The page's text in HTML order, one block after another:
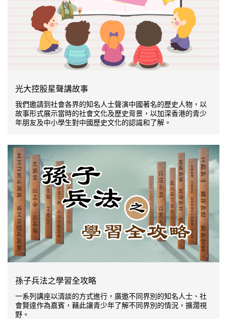
光大控股星聲講故事
我們邀請到社會各界的知名人士聲演中國著名的歷史人物，以
故事形式展示當時的社會文化及歷史背景，以加深香港的青少
年朋友及中小學生對中國歷史文化的認識和了解。
孫子兵法之學習全攻略
一系列講座以清談的方式進行，廣邀不同界別的知名人士、社
會賢達作為嘉賓，藉此讓青少年了解不同界別的情況，擴濶視
野。